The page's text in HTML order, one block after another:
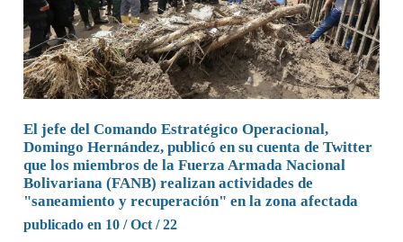
El jefe del Comando Estratégico Operacional,
Domingo Hernández, publicó en su cuenta de Twitter
que los miembros de la Fuerza Armada Nacional
Bolivariana (FANB) realizan actividades de
"saneamiento y recuperación" en la zona afectada
publicado en 10 / Oct / 22